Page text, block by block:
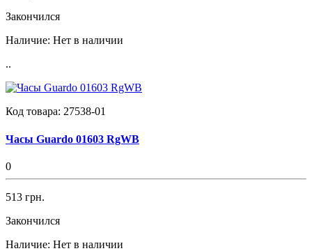
Закончился
Наличие: Нет в наличии
..
Код товара: 27538-01
Часы Guardo 01603 RgWB
0
513 грн.
Закончился
Наличие: Нет в наличии